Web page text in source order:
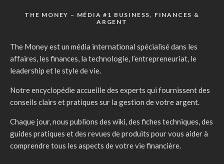
THE MONEY – MÉDIA #1 BUSINESS, FINANCES &
ARGENT
The Money est un média international spécialisé dans les
affaires, les finances, la technologie, l’entrepreneuriat, le
leadership et le style de vie.
Notre encyclopédie accueille des experts qui fournissent des
conseils clairs et pratiques sur la gestion de votre argent.
Chaque jour, nous publions des wiki, des fiches techniques, des
guides pratiques et des revues de produits pour vous aider à
comprendre tous les aspects de votre vie financière.